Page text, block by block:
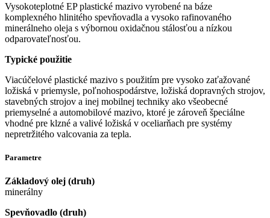
Vysokoteplotné EP plastické mazivo vyrobené na báze
komplexného hlinitého spevňovadla a vysoko rafinovaného
minerálneho oleja s výbornou oxidačnou stálosťou a nízkou
odparovateľnosťou.
Typické použitie
Viacúčelové plastické mazivo s použitím pre vysoko zaťažované
ložiská v priemysle, poľnohospodárstve, ložiská dopravných strojov,
stavebných strojov a inej mobilnej techniky ako všeobecné
priemyselné a automobilové mazivo, ktoré je zároveň špeciálne
vhodné pre klzné a valivé ložiská v oceliarňach pre systémy
nepretržitého valcovania za tepla.
Parametre
Základový olej (druh)
minerálny
Spevňovadlo (druh)